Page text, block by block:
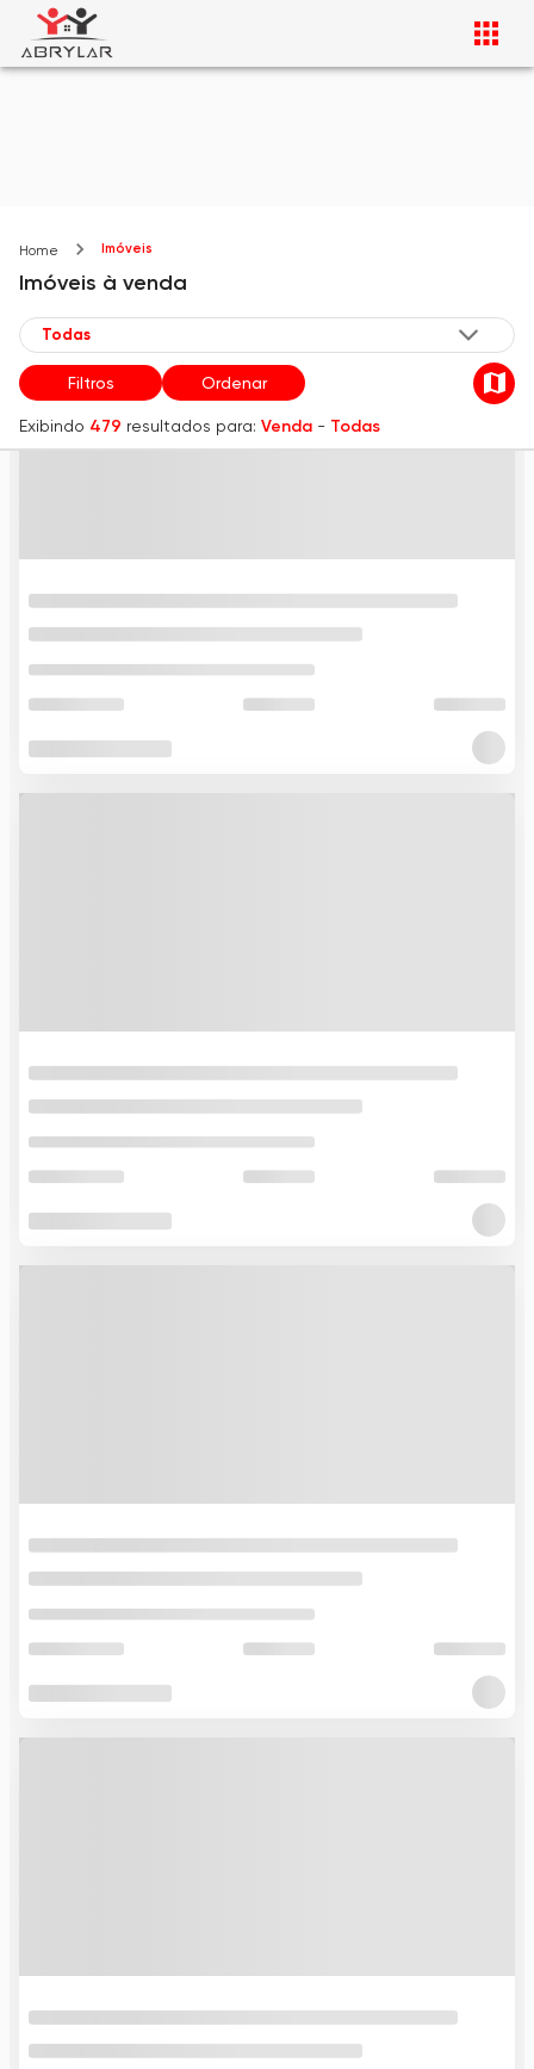
Home Imóveis
Imóveis à venda
Filtros Ordenar
Exibindo 479 resultados para: Venda - Todas